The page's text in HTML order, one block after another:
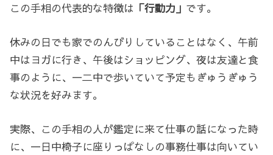
この手相の代表的な特徴は 「行動力」 です。
休みの日でも家でのんびりしていることはなく、午前
中はヨガに行き、午後はショッピング、夜は友達と食
事のように、一二中で歩いていて予定もぎゅうぎゅう
な状況を好みます。
実際、この手相の人が鑑定に来て仕事の話になった時
に、一日中椅子に座りっぱなしの事務仕事は向いてい